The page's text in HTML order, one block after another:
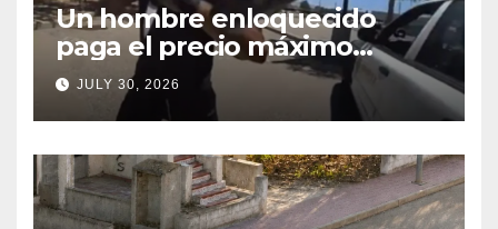
Un hombre enloquecido
paga el precio máximo
después de llevar un cuchillo
a un tiroteo con agentes del
condado de Los Ángeles
(VIDEO) * The Gateway
Pundit * por Cullen
Linebarger
JULY 30, 2026